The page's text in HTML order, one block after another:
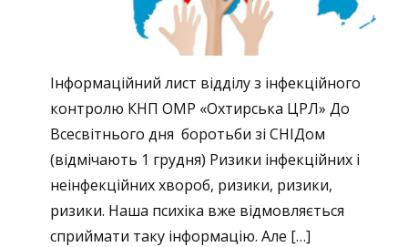
Інформаційний лист відділу з інфекційного
контролю КНП ОМР «Охтирська ЦРЛ» До
Всесвітнього дня боротьби зі СНІДом
(відмічають 1 грудня) Ризики інфекційних і
неінфекційних хвороб, ризики, ризики,
ризики. Наша психіка вже відмовляється
сприймати таку інформацію. Але […]